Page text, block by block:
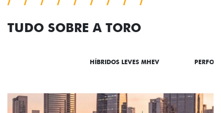
TUDO SOBRE A TORO
HÍBRIDOS LEVES MHEV